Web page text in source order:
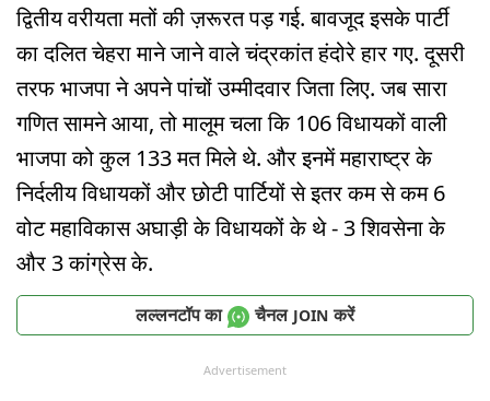
द्वितीय वरीयता मतों की ज़रूरत पड़ गई. बावजूद इसके पार्टी
का दलित चेहरा माने जाने वाले चंद्रकांत हंदोरे हार गए. दूसरी
तरफ भाजपा ने अपने पांचों उम्मीदवार जिता लिए. जब सारा
गणित सामने आया, तो मालूम चला कि 106 विधायकों वाली
भाजपा को कुल 133 मत मिले थे. और इनमें महाराष्ट्र के
निर्दलीय विधायकों और छोटी पार्टियों से इतर कम से कम 6
वोट महाविकास अघाड़ी के विधायकों के थे - 3 शिवसेना के
और 3 कांग्रेस के.
लल्लनटॉप का चैनल JOIN करें
Advertisement